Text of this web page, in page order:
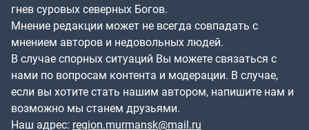
гнев суровых северных Богов.
Мнение редакции может не всегда совпадать с
мнением авторов и недовольных людей.
В случае спорных ситуаций Вы можете связаться с
нами по вопросам контента и модерации. В случае,
если вы хотите стать нашим автором, напишите нам и
возможно мы станем друзьями.
Наш адрес: region.murmansk@mail.ru